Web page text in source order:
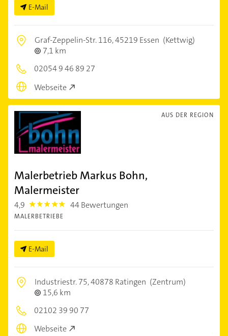
E-Mail
Graf-Zeppelin-Str. 116,45219 Essen (Kettwig)
7,1 km
02054 9 46 89 27
Webseite
AUS DER REGION
Malerbetrieb Markus Bohn,
Malermeister
4,9 4.9 44 Bewertungen
MALERBETRIEBE
E-Mail
Industriestr. 75,40878 Ratingen (Zentrum)
15,6 km
02102 39 90 77
Webseite